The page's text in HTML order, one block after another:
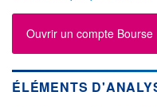
Ouvrir un compte Bourse
ÉLÉMENTS